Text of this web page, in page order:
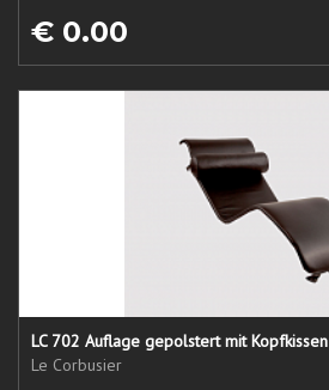
€ 0.00
LC 702 Auflage gepolstert mit Kopfkissen
Le Corbusier